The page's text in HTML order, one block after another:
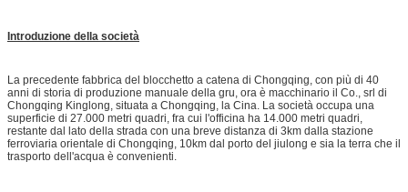
Introduzione della società
La precedente fabbrica del blocchetto a catena di Chongqing, con più di 40
anni di storia di produzione manuale della gru, ora è macchinario il Co., srl di
Chongqing Kinglong, situata a Chongqing, la Cina. La società occupa una
superficie di 27.000 metri quadri, fra cui l'officina ha 14.000 metri quadri,
restante dal lato della strada con una breve distanza di 3km dalla stazione
ferroviaria orientale di Chongqing, 10km dal porto del jiulong e sia la terra che il
trasporto dell'acqua è convenienti.